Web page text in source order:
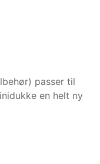
passer til
en helt ny